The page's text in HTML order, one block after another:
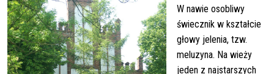
W nawie osobliwy
świecznik w kształcie
głowy jelenia, tzw.
meluzyna. Na wieży
jeden z najstarszych